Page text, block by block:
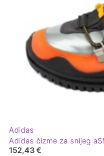
Adidas
Adidas čizme za snijeg
152,43 €